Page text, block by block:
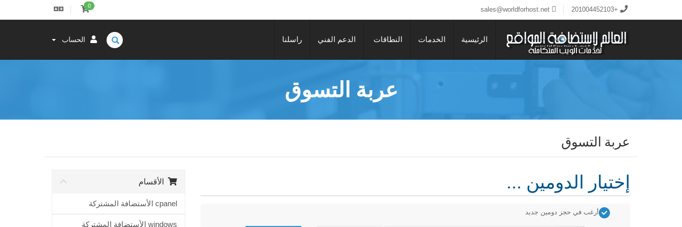
+201004452103
sales@worldforhost.net
0
الحساب الرئيسية الخدمات النطاقات الدعم الفني راسلنا
عربة التسوق
عربة التسوق
الأقسام
cpanel الأستضافة المشتركة
windows الأستضافة المشتركة
إختيار الدومين ...
أرغب في حجز دومين جديد